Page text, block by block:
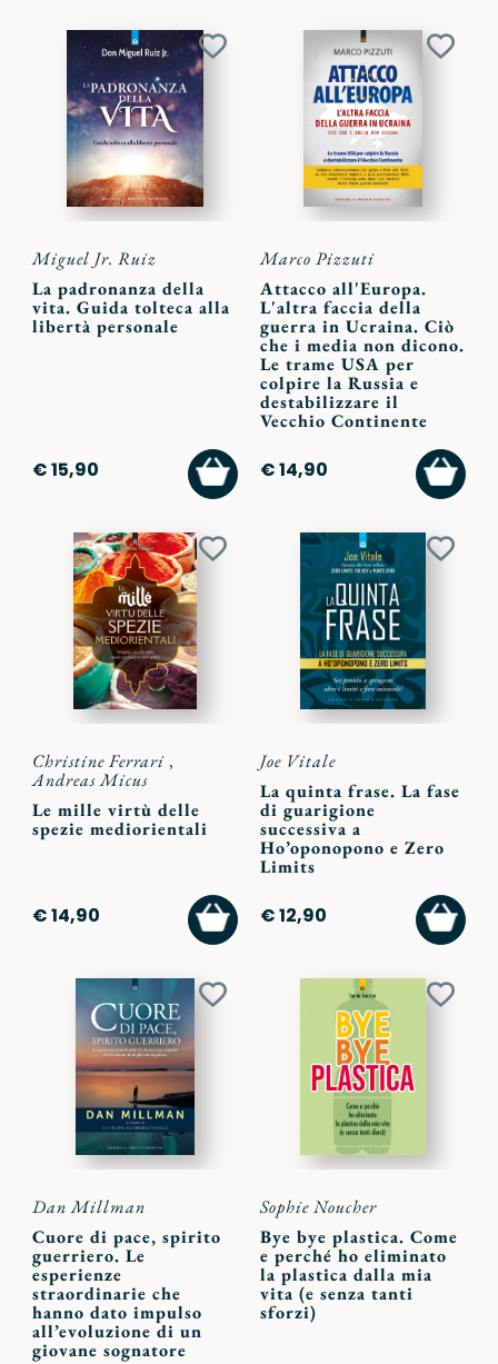
Aggiungi
Miguel Jr. Ruiz
La padronanza della
vita. Guida tolteca alla
libertà personale
€ 15,90
AGGIUNGI
AL
CARRELLO
Marco Pizzuti
Attacco all'Europa.
L'altra faccia della
guerra in Ucraina. Ciò
che i media non dicono.
Le trame USA per
colpire la Russia e
destabilizzare il
Vecchio Continente
€ 14,90
AL
Aggiungi
Christine Ferrari ,
Andreas Micus
Le mille virtù delle
spezie mediorientali
€ 14,90
AGGIUNGI
AL
CARRELLO
Joe Vitale
La quinta frase. La fase
di guarigione
successiva a
Ho’oponopono e Zero
Limits
€ 12,90
AL
Aggiungi
Dan Millman
Cuore di pace, spirito
guerriero. Le
esperienze
straordinarie che
hanno dato impulso
all’evoluzione di un
giovane sognatore
Sophie Noucher
Bye bye plastica. Come
e perché ho eliminato
la plastica dalla mia
vita (e senza tanti
sforzi)